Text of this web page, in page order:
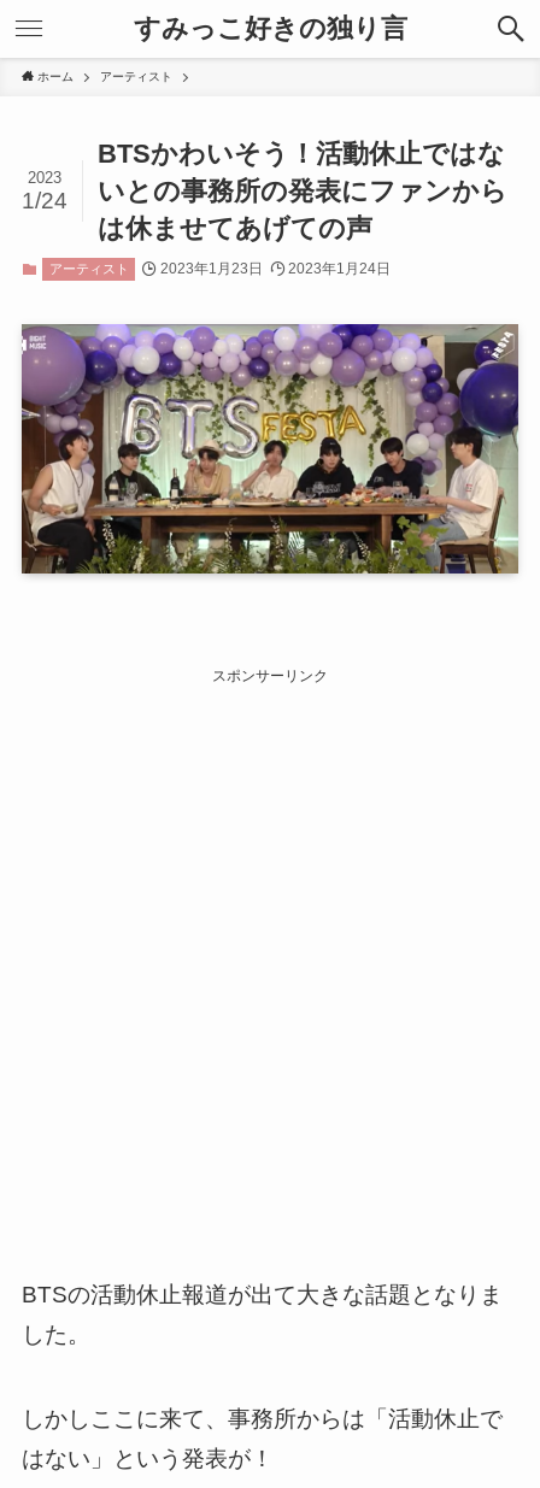
すみっこ好きの独り言
ホーム アーティスト
BTSかわいそう！活動休止ではな
いとの事務所の発表にファンから
は休ませてあげての声
2023
1/24
アーティスト 2023年1月23日 2023年1月24日
スポンサーリンク
BTSの活動休止報道が出て大きな話題となりま
した。
しかしここに来て、事務所からは「活動休止で
はない」という発表が！